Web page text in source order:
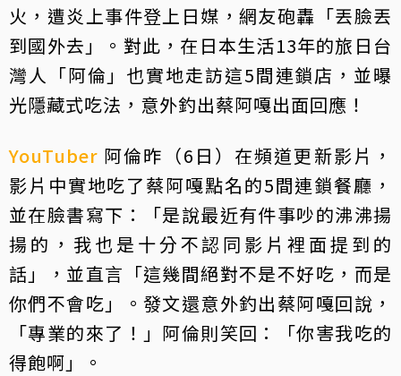
火，遭炎上事件登上日媒，網友砲轟「丟臉丟
到國外去」。對此，在日本生活13年的旅日台
灣人「阿倫」也實地走訪這5間連鎖店，並曝
光隱藏式吃法，意外釣出蔡阿嘎出面回應！
YouTuber 阿倫昨（6日）在頻道更新影片，
影片中實地吃了蔡阿嘎點名的5間連鎖餐廳，
並在臉書寫下：「是說最近有件事吵的沸沸揚
揚的，我也是十分不認同影片裡面提到的
話」，並直言「這幾間絕對不是不好吃，而是
你們不會吃」。發文還意外釣出蔡阿嘎回說，
「專業的來了！」阿倫則笑回：「你害我吃的
得飽啊」。